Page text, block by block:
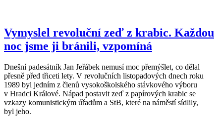
Vymyslel revoluční zeď z krabic. Každou
noc jsme ji bránili, vzpomíná
Dnešní padesátník Jan Jeřábek nemusí moc přemýšlet, co dělal
přesně před třiceti lety. V revolučních listopadových dnech roku
1989 byl jedním z členů vysokoškolského stávkového výboru
v Hradci Králové. Nápad postavit zeď z papírových krabic se
vzkazy komunistickým úřadům a StB, které na náměstí sídlily,
byl jeho.